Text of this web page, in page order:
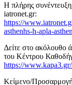
Η πλήρης συνέντευξη
iatronet.gr:
https://
asthenhs-h-apla-
Δείτε στο ακόλουθο
του Κέντρου
https://
Κείμενο/